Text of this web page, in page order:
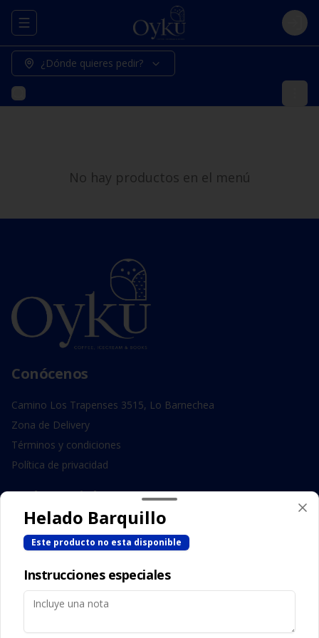
Abrir menu de navegación Login
¿Dónde quieres pedir?
No hay productos en el menú
Conócenos
Camino Los Trapenses 3515, Lo Barnechea
Zona de Delivery
Términos y condiciones
Política de privacidad
Redes sociales
Instagram
Facebook
Mi cuenta
Helado Barquillo
Este producto no esta disponible
Instrucciones especiales